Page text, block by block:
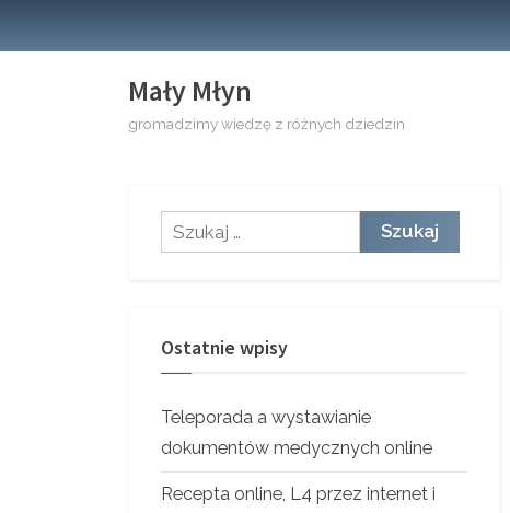
to
Mały Młyn
gromadzimy wiedzę z różnych dziedzin
Szukaj:
Ostatnie wpisy
Teleporada a wystawianie
dokumentów medycznych online
Recepta online, L4 przez internet i